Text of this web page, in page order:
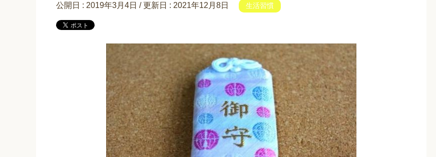
公開日 : 2019年3月4日 / 更新日 : 2021年12月8日 生活習慣